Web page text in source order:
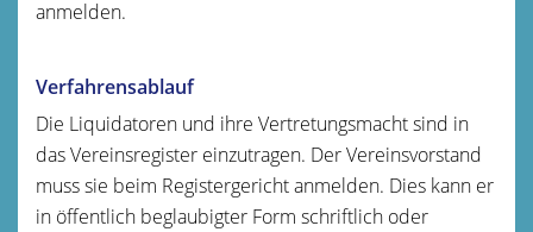
anmelden.
Verfahrensablauf
Die Liquidatoren und ihre Vertretungsmacht sind in
das Vereinsregister einzutragen. Der Vereinsvorstand
muss sie beim Registergericht anmelden. Dies kann er
in öffentlich beglaubigter Form schriftlich oder